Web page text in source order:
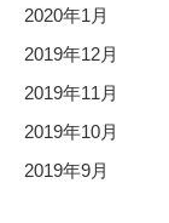
2020年1月
2019年12月
2019年11月
2019年10月
2019年9月